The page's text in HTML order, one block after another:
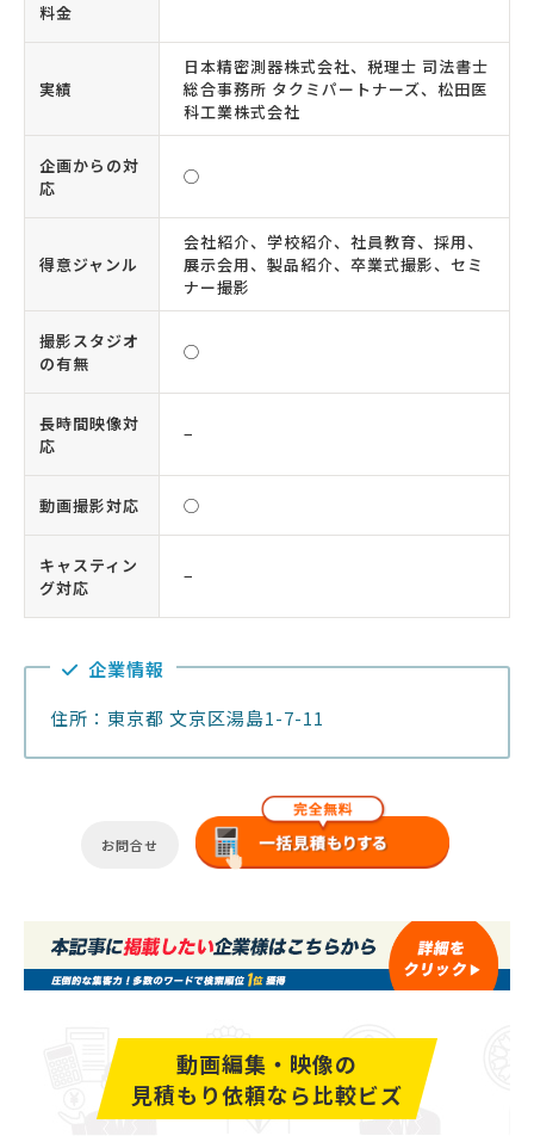
料金
実績
日本精密測器株式会社、税理士 司法書士
総合事務所 タクミパートナーズ、松田医
科工業株式会社
企画からの対
応
◯
得意ジャンル
会社紹介、学校紹介、社員教育、採用、
展示会用、製品紹介、卒業式撮影、セミ
ナー撮影
撮影スタジオ
の有無
◯
長時間映像対
応
−
動画撮影対応 ◯
キャスティン
グ対応
−
企業情報
住所：東京都 文京区湯島1-7-11
お問合せ
動画編集・映像の
見積もり依頼なら比較ビズ